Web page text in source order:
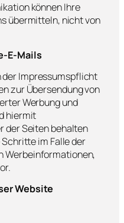
können Ihre
übermitteln, nicht von
E-Mails
der Impressumspflicht
zur Übersendung von
Werbung und
hiermit
der Seiten behalten
im Falle der
Werbeinformationen,
Website